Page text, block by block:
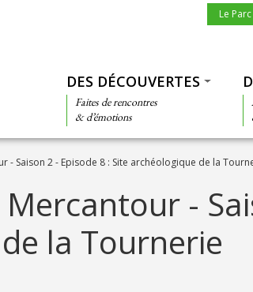
Menu
Le
DES DÉCOUVERTES
Faites de rencontres
& d’émotions
- Saison 2 - Episode 8 : Site archéologique de la
-
la Tournerie